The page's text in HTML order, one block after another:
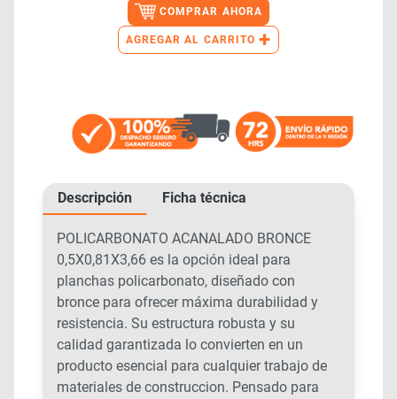
COMPRAR AHORA
AGREGAR AL CARRITO +
Descripción Ficha técnica
POLICARBONATO ACANALADO BRONCE
0,5X0,81X3,66 es la opción ideal para
planchas policarbonato, diseñado con
bronce para ofrecer máxima durabilidad y
resistencia. Su estructura robusta y su
calidad garantizada lo convierten en un
producto esencial para cualquier trabajo de
materiales de construccion. Pensado para